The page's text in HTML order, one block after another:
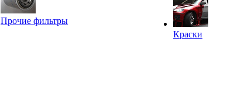
Прочие фильтры
Краски